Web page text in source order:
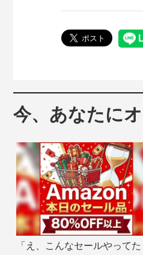
今、あなたに
「え、こんなセールやってた